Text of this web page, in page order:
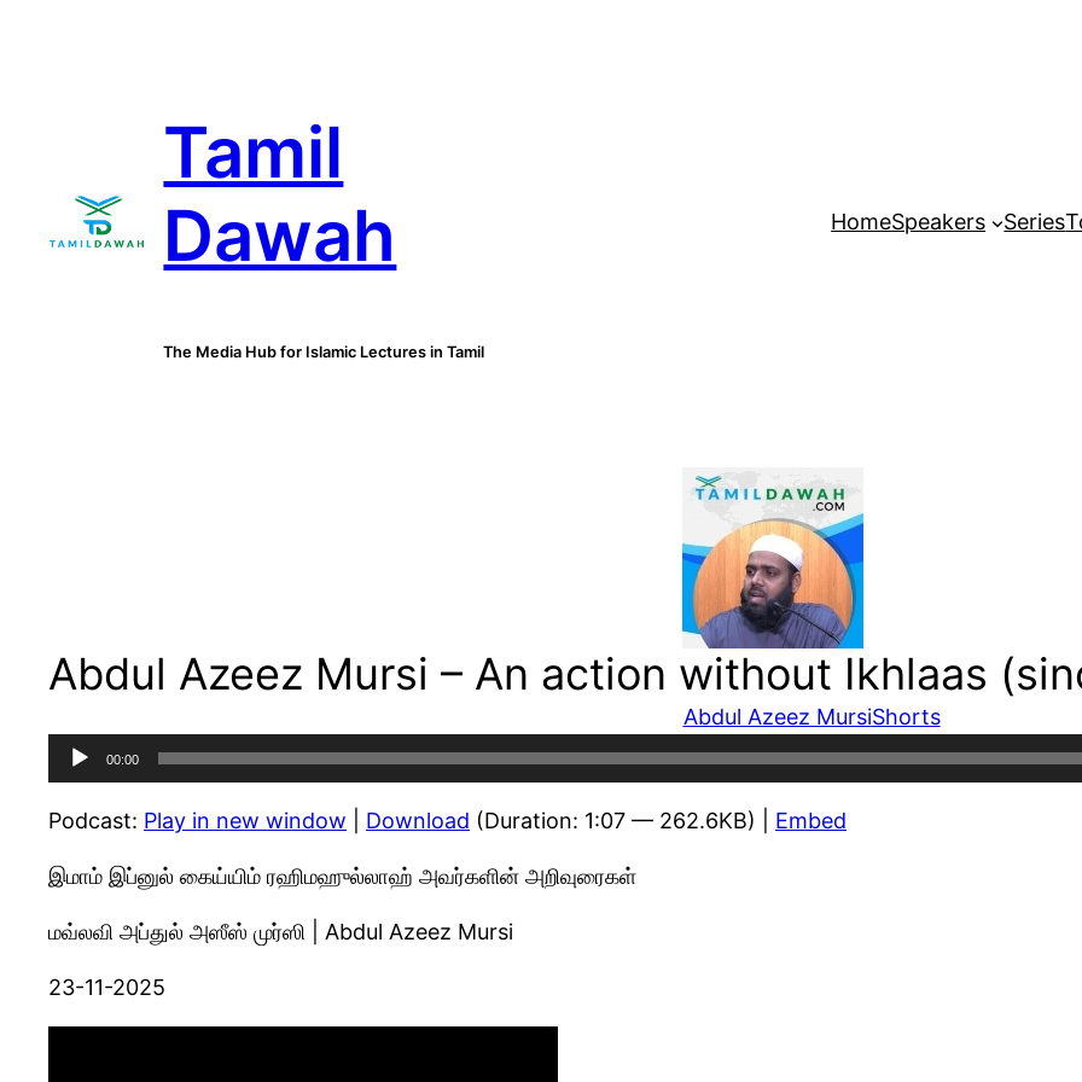
Tamil
Dawah
The Media Hub for Islamic Lectures in Tamil
HomeSpeakers Series
Abdul Azeez Mursi – An action without Ikhlaas
Abdul Azeez MursiShorts
Audio
Player
00:00
Podcast: Play in new window Download (Duration: 1:07 — 262.6KB) | Embed
இமாம் இப்னுல் கைய்யிம் ரஹிமஹுல்லாஹ் அவர்களின் அறிவுரைகள்
மவ்லவி அப்துல் அஸீஸ் முர்ஸி | Abdul Azeez Mursi
23-11-2025